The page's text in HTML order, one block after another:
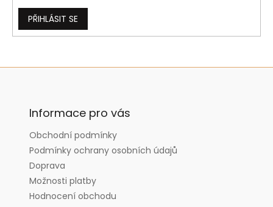
PŘIHLÁSIT SE
Z
Informace pro vás
Obchodní podmínky
Podmínky ochrany osobních údajů
Doprava
Možnosti platby
Hodnocení obchodu